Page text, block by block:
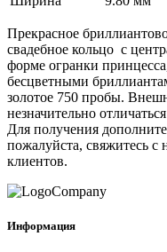
Прекрасное
свадебное кольцо с
форме огранки
бесцветными
золотое 750 пробы.
незначительно
Для получения
пожалуйста, свяжитесь
клиентов.
Информация